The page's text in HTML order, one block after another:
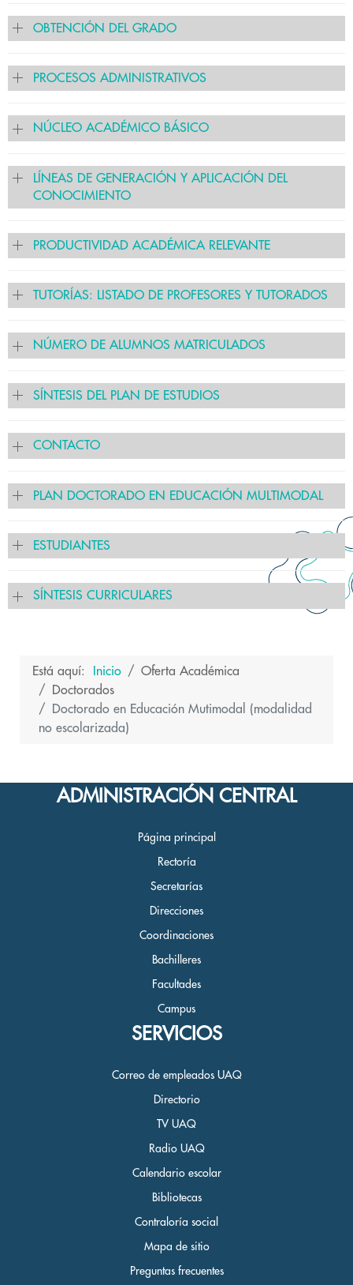
OBTENCIÓN DEL GRADO
PROCESOS ADMINISTRATIVOS
NÚCLEO ACADÉMICO BÁSICO
LÍNEAS DE GENERACIÓN Y APLICACIÓN DEL
CONOCIMIENTO
PRODUCTIVIDAD ACADÉMICA RELEVANTE
TUTORÍAS: LISTADO DE PROFESORES Y TUTORADOS
NÚMERO DE ALUMNOS MATRICULADOS
SÍNTESIS DEL PLAN DE ESTUDIOS
CONTACTO
PLAN DOCTORADO EN EDUCACIÓN MULTIMODAL
ESTUDIANTES
SÍNTESIS CURRICULARES
Está aquí: Inicio
Oferta Académica
Doctorados
Doctorado en Educación Mutimodal (modalidad
no escolarizada)
ADMINISTRACIÓN CENTRAL
Página principal
Rectoría
Secretarías
Direcciones
Coordinaciones
Bachilleres
Facultades
Campus
SERVICIOS
Correo de empleados UAQ
Directorio
TV UAQ
Radio UAQ
Calendario escolar
Bibliotecas
Contraloría social
Mapa de sitio
Preguntas frecuentes